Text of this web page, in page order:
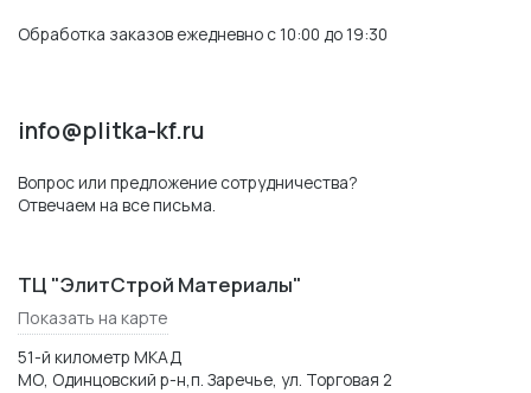
Обработка заказов ежедневно с 10:00 до 19:30
info@plitka-kf.ru
Вопрос или предложение сотрудничества?
Отвечаем на все письма.
ТЦ "ЭлитСтрой Материалы"
Показать на карте
51-й километр МКАД
МО, Одинцовский р-н,п. Заречье, ул. Торговая 2